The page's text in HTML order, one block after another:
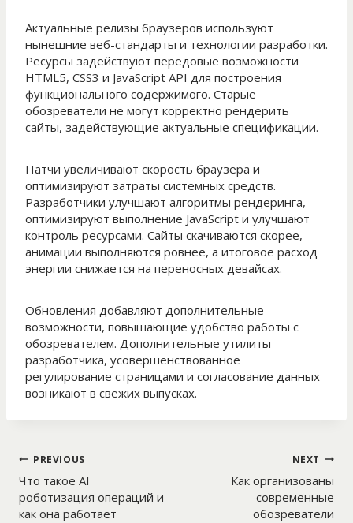
Актуальные релизы браузеров используют
нынешние веб-стандарты и технологии разработки.
Ресурсы задействуют передовые возможности
HTML5, CSS3 и JavaScript API для построения
функционального содержимого. Старые
обозреватели не могут корректно рендерить
сайты, задействующие актуальные спецификации.
Патчи увеличивают скорость браузера и
оптимизируют затраты системных средств.
Разработчики улучшают алгоритмы рендеринга,
оптимизируют выполнение JavaScript и улучшают
контроль ресурсами. Сайты скачиваются скорее,
анимации выполняются ровнее, а итоговое расход
энергии снижается на переносных девайсах.
Обновления добавляют дополнительные
возможности, повышающие удобство работы с
обозревателем. Дополнительные утилиты
разработчика, усовершенствованное
регулирование страницами и согласование данных
возникают в свежих выпусках.
Post
navigation
PREVIOUS
Что такое AI
роботизация операций и
как она работает
NEXT
Как организованы
современные
обозреватели